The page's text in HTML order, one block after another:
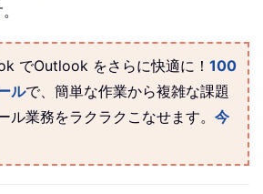
でOutlook をさらに快適に！ 100
ルで、簡単な作業から複雑な課題
ル業務をラクラクこなせます。 今